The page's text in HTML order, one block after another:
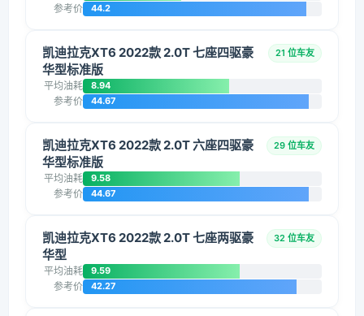
参考价 44.2
凯迪拉克XT6 2022款 2.0T 七座四驱豪
华型标准版
21 位车友
平均油耗 8.94
参考价 44.67
凯迪拉克XT6 2022款 2.0T 六座四驱豪
华型标准版
29 位车友
平均油耗 9.58
参考价 44.67
凯迪拉克XT6 2022款 2.0T 七座两驱豪
华型
32 位车友
平均油耗 9.59
参考价 42.27